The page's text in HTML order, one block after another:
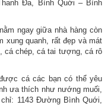
Đa, Bình Quới – Bình
ngay giữa nhà hàng còn
xung quanh, rất đẹp và mát
cá chép, cá tai tượng, cá rô
cá các bạn có thể yêu
ưa thích như nướng muối,
1143 Đường Bình Quới,